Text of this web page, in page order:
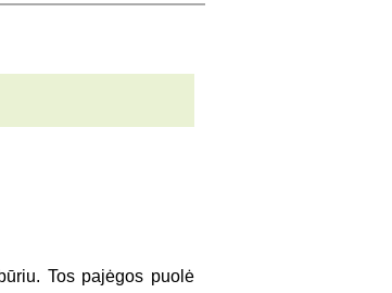
Tos pajėgos puolė